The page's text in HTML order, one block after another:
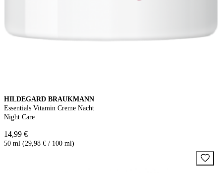
HILDEGARD BRAUKMANN
Essentials Vitamin Creme Nacht
Night Care
14,99 €
50 ml (29,98 € / 100 ml)